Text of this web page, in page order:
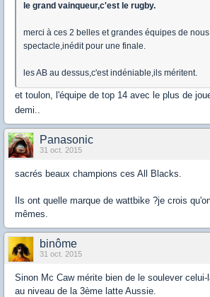
le grand vainqueur,c'est le rugby.
merci à ces 2 belles et grandes équipes de
spectacle,inédit pour une finale.
les AB au dessus,c'est indéniable,ils méritent.
et toulon, l'équipe de top 14 avec le plus de
demi..
Panasonic
31 oct. 2015
sacrés beaux champions ces All Blacks.
Ils ont quelle marque de wattbike ?je crois
mêmes.
binôme
31 oct. 2015
Sinon Mc Caw mérite bien de le soulever
au niveau de la 3ème latte Aussie.